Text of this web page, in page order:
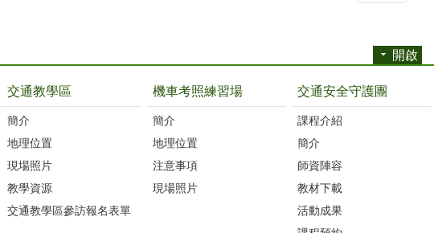
開啟
交通教學區
簡介
地理位置
現場照片
教學資源
交通教學區參訪報名表單
機車考照練習場
簡介
地理位置
注意事項
現場照片
交通安全守護團
課程介紹
簡介
師資陣容
教材下載
活動成果